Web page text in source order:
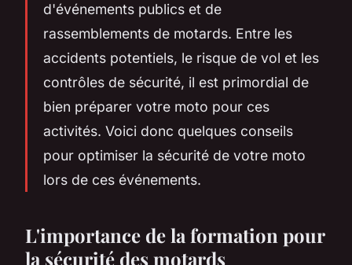
d'événements publics et de
rassemblements de motards. Entre les
accidents potentiels, le risque de vol et les
contrôles de sécurité, il est primordial de
bien préparer votre moto pour ces
activités. Voici donc quelques conseils
pour optimiser la sécurité de votre moto
lors de ces événements.
L'importance de la formation pour
la sécurité des motards